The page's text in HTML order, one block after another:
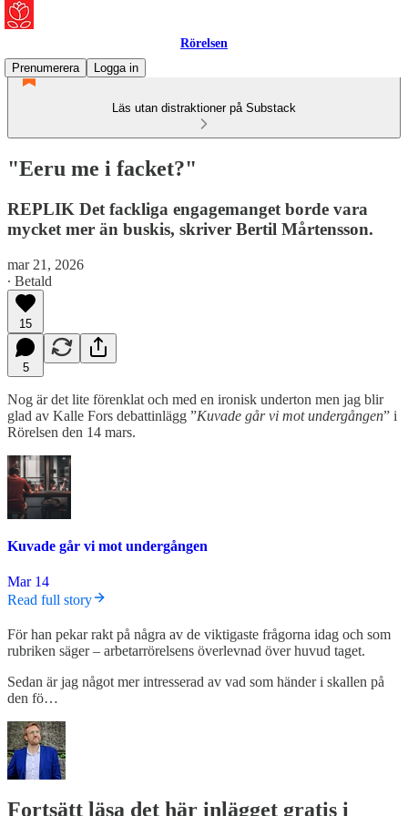
Rörelsen
Prenumerera
Logga in
Läs utan distraktioner på Substack
"Eeru me i facket?"
REPLIK Det fackliga engagemanget borde vara
mycket mer än buskis, skriver Bertil Mårtensson.
mar 21, 2026
∙ Betald
15
5
Nog är det lite förenklat och med en ironisk underton men jag blir
glad av Kalle Fors debattinlägg ”Kuvade går vi mot undergången” i
Rörelsen den 14 mars.
Kuvade går vi mot undergången
Mar 14
Read full story
För han pekar rakt på några av de viktigaste frågorna idag och som
rubriken säger – arbetarrörelsens överlevnad över huvud taget.
Sedan är jag något mer intresserad av vad som händer i skallen på
den fö…
Fortsätt läsa det här inlägget gratis i